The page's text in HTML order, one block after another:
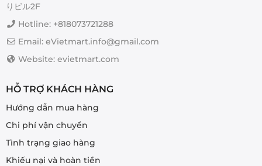
りビル2F
Hotline: +818073721288
Email: eVietmart.info@gmail.com
Website: evietmart.com
HỖ TRỢ KHÁCH HÀNG
Hướng dẫn mua hàng
Chi phí vận chuyển
Tình trạng giao hàng
Khiếu nại và hoàn tiền